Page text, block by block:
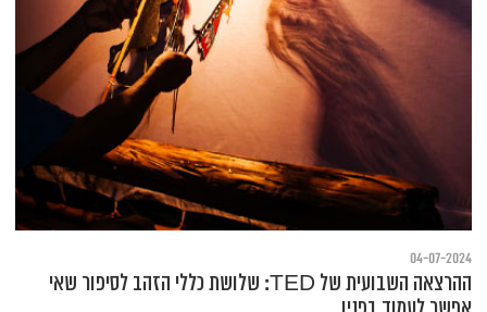
04-07-2024
ההרצאה השבועית של TED: שלושת כללי הזהב לסיפור שאי